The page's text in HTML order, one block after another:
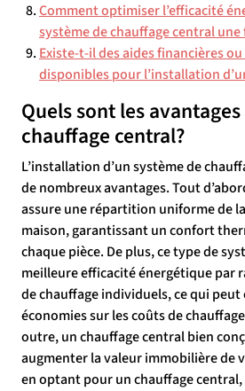
Comment optimiser l’efficacité
système de chauffage central
Existe-t-il des aides financières
disponibles pour l’installation
Quels sont les
chauffage central?
L’installation d’un système de
de nombreux avantages. Tout
assure une répartition uniforme de
maison, garantissant un confort
chaque pièce. De plus, ce type de
meilleure efficacité énergétique par
de chauffage individuels, ce qui
économies sur les coûts de
outre, un chauffage central bien
augmenter la valeur immobilière de
en optant pour un chauffage